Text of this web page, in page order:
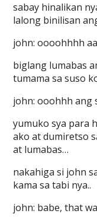
sabay hinalikan
lalong binilisan
john: oooohhhh
biglang lumabas
tumama sa suso
john: ooohhh ang
yumuko sya para
ako at dumiretso
at lumabas…
nakahiga si john
kama sa tabi nya..
john: babe, that